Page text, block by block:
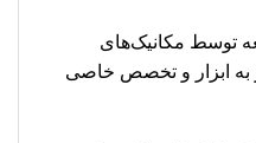
توسط مکانیک‌های
به ابزار و تخصص خاصی